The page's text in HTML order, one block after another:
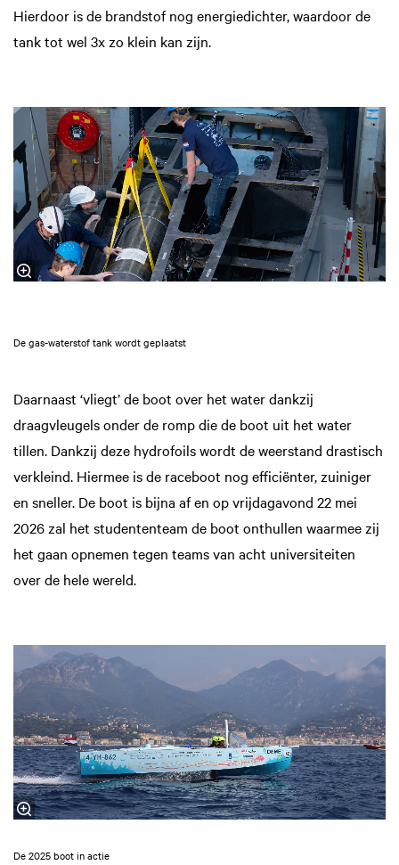
Hierdoor is de brandstof nog energiedichter, waardoor de
tank tot wel 3x zo klein kan zijn.
De gas-waterstof tank wordt geplaatst
Daarnaast ‘vliegt’ de boot over het water dankzij
draagvleugels onder de romp die de boot uit het water
tillen. Dankzij deze hydrofoils wordt de weerstand drastisch
verkleind. Hiermee is de raceboot nog efficiënter, zuiniger
en sneller. De boot is bijna af en op vrijdagavond 22 mei
2026 zal het studententeam de boot onthullen waarmee zij
het gaan opnemen tegen teams van acht universiteiten
over de hele wereld.
De 2025 boot in actie